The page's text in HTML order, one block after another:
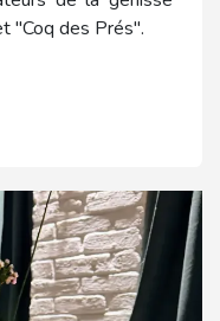
"Coq des Prés".